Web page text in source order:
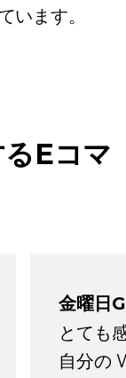
います。
Eコマ
金曜日G
とても
自分の